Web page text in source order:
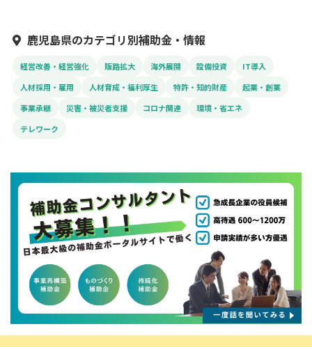
鹿児島県のカテゴリ別補助金・情報
経営改善・経営強化 販路拡大 海外展開 設備投資
IT導入
人材採用・雇用
人材育成・福利厚生 特許・知的財産
起業・創業
事業承継
災害・被災者支援 コロナ関連
環境・省エネ
テレワーク